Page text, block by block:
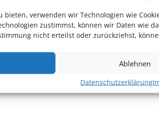
bieten, verwenden wir Technologien wie
zustimmst, können wir Daten wie
nicht erteilst oder zurückziehst,
Ablehnen
Datenschutzerklärung